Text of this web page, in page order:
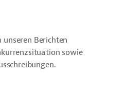
Berichten
sowie